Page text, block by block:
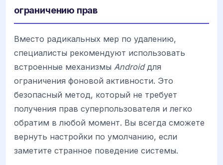
ограничению прав
Вместо радикальных мер по удалению,
специалисты рекомендуют использовать
встроенные механизмы Androidдля
ограничения фоновой активности. Это
безопасный метод, который не требует
получения прав суперпользователя и легко
обратим в любой момент. Вы всегда сможете
вернуть настройки по умолчанию, если
заметите странное поведение системы.